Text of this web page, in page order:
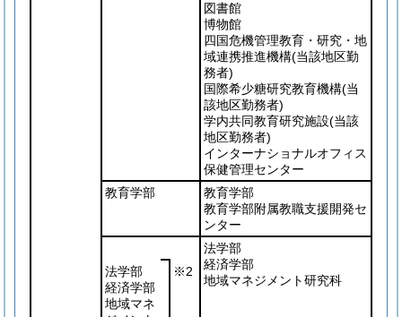
図書館
博物館
四国危機管理教育・研究・地
域連携推進機構(当該地区勤
務者)
国際希少糖研究教育機構(当
該地区勤務者)
学内共同教育研究施設(当該
地区勤務者)
インターナショナルオフィス
保健管理センター
教育学部
教育学部
教育学部附属教職支援開発セ
ンター
法学部
経済学部
地域マネジメント研究科
法学部
経済学部
地域マネ
※2